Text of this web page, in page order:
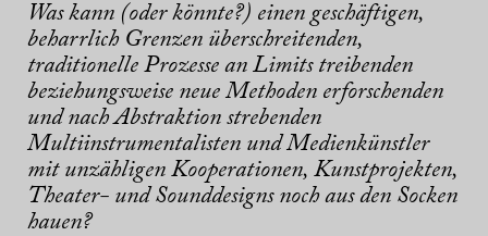
Was kann (oder könnte?) einen geschäftigen,
beharrlich Grenzen überschreitenden,
traditionelle Prozesse an Limits treibenden
beziehungsweise neue Methoden erforschenden
und nach Abstraktion strebenden
Multiinstrumentalisten und Medienkünstler
mit unzähligen Kooperationen, Kunstprojekten,
Theater- und Sounddesigns noch aus den Socken
hauen?